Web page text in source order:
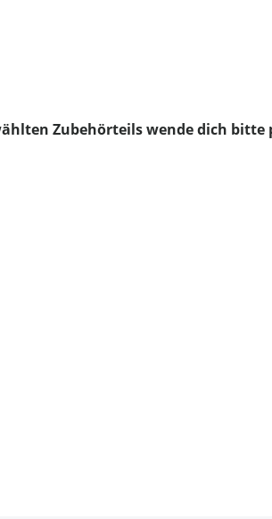
Zubehörteils wende dich bitte